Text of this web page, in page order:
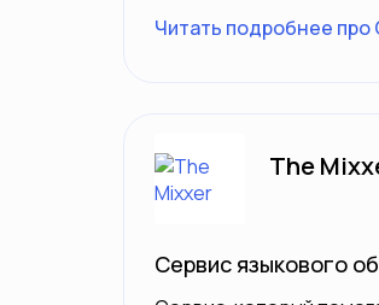
Читать подробнее
The
Сервис языкового